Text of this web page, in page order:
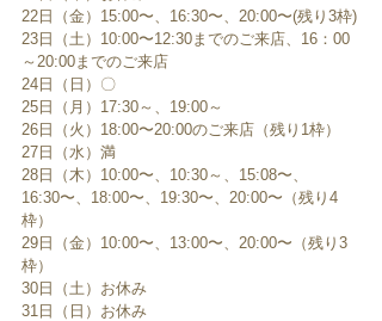
22日（金）15:00〜、16:30〜、20:00〜(残り3枠)
23日（土）10:00〜12:30までのご来店、16：00
～20:00までのご来店
24日（日）〇
25日（月）17:30～、19:00～
26日（火）18:00〜20:00のご来店（残り1枠）
27日（水）満
28日（木）10:00〜、10:30～、15:08〜、
16:30〜、18:00〜、19:30〜、20:00〜（残り4
枠）
29日（金）10:00〜、13:00〜、20:00〜（残り3
枠）
30日（土）お休み
31日（日）お休み